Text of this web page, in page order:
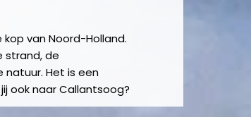
van Noord-Holland.
strand, de
natuur. Het is een
ook naar Callantsoog?